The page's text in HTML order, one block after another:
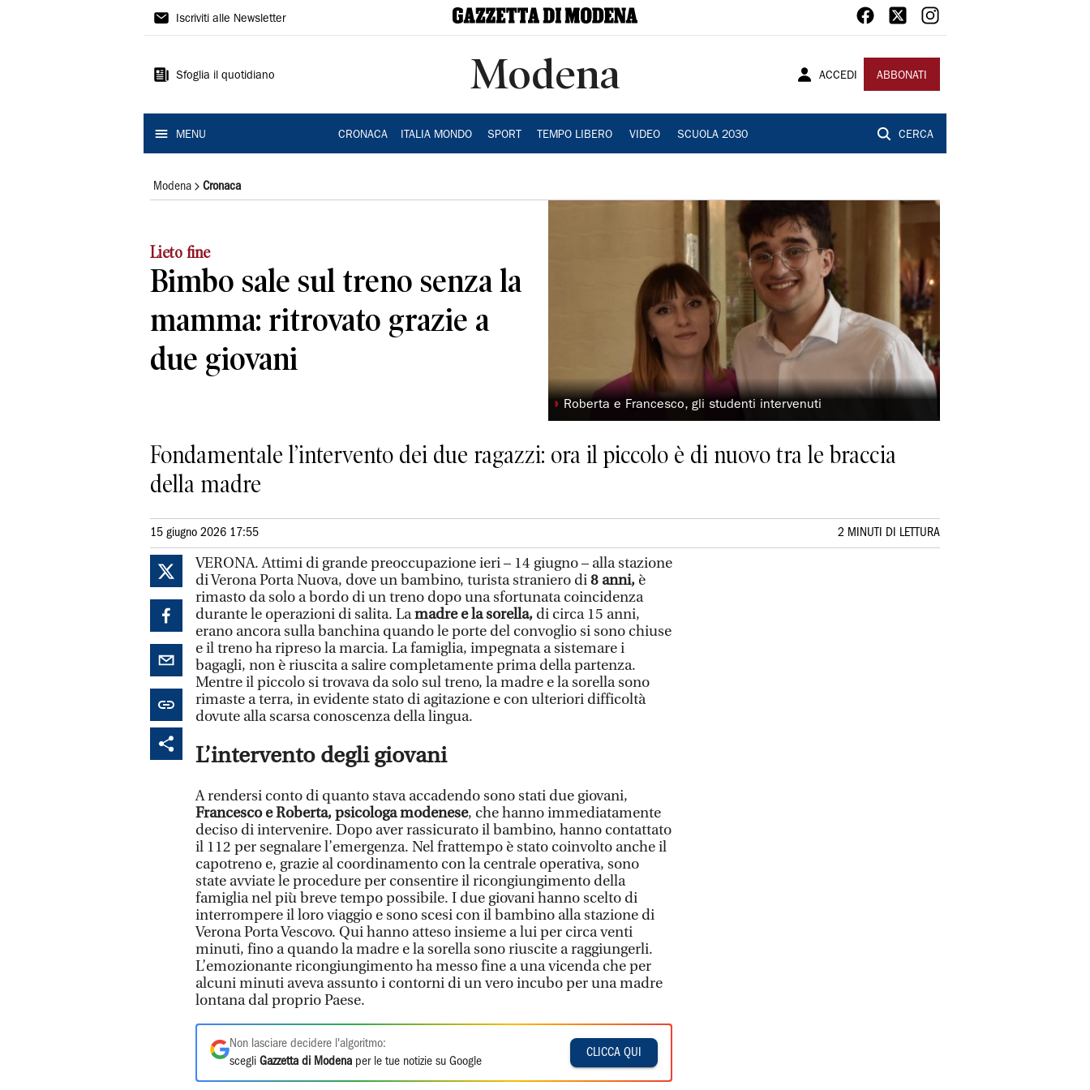
Gazzetta
Modena
Iscriviti alle Newsletter
Sfoglia il quotidiano Modena ACCEDI ABBONATI
MENU CRONACA ITALIA MONDO SPORT TEMPO LIBERO VIDEO SCUOLA 2030 CERCA
Modena Cronaca
Lieto fine
Bimbo sale sul treno senza la
mamma: ritrovato grazie a
due giovani
◗ Roberta e Francesco, gli studenti intervenuti
Fondamentale l’intervento dei due ragazzi: ora il piccolo è di nuovo tra le braccia
della madre
15 giugno 2026 17:55 2 MINUTI DI LETTURA
VERONA. Attimi di grande preoccupazione ieri – 14 giugno – alla stazione
di Verona Porta Nuova, dove un bambino, turista straniero di8 anni, è
rimasto da solo a bordo di un treno dopo una sfortunata coincidenza
durante le operazioni di salita. Lamadre e la sorella, di circa 15 anni,
erano ancora sulla banchina quando le porte del convoglio si sono chiuse
e il treno ha ripreso la marcia. La famiglia, impegnata a sistemare i
bagagli, non è riuscita a salire completamente prima della partenza.
Mentre il piccolo si trovava da solo sul treno, la madre e la sorella sono
rimaste a terra, in evidente stato di agitazione e con ulteriori difficoltà
dovute alla scarsa conoscenza della lingua.
L’intervento degli giovani
A rendersi conto di quanto stava accadendo sono stati due giovani,
Francesco e Roberta, psicologa modenese, che hanno immediatamente
deciso di intervenire. Dopo aver rassicurato il bambino, hanno contattato
il 112 per segnalare l’emergenza. Nel frattempo è stato coinvolto anche il
capotreno e, grazie al coordinamento con la centrale operativa, sono
state avviate le procedure per consentire il ricongiungimento della
famiglia nel più breve tempo possibile. I due giovani hanno scelto di
interrompere il loro viaggio e sono scesi con il bambino alla stazione di
Verona Porta Vescovo. Qui hanno atteso insieme a lui per circa venti
minuti, fino a quando la madre e la sorella sono riuscite a raggiungerli.
L’emozionante ricongiungimento ha messo fine a una vicenda che per
alcuni minuti aveva assunto i contorni di un vero incubo per una madre
lontana dal proprio Paese.
Non lasciare decidere l'algoritmo:
scegli Gazzetta di Modena per le tue notizie su Google
CLICCA QUI